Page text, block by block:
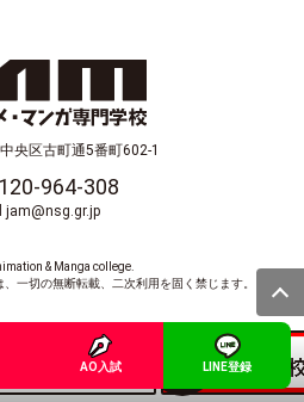
央区古町通5番町602-1
964-308
jam@nsg.gr.jp
& Manga college.
一切の無断転載、二次利用を固く禁じます。
AO入試 LINE登録